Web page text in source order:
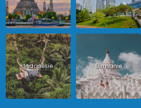
Indonésie Birmanie